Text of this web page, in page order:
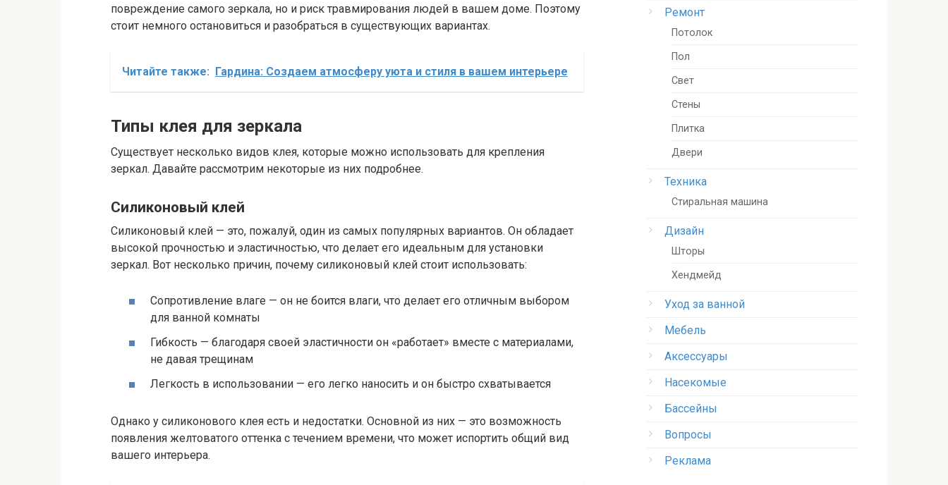
повреждение самого зеркала, но и риск травмирования людей в вашем доме. Поэтому
стоит немного остановиться и разобраться в существующих вариантах.
Читайте также: Гардина: Создаем атмосферу уюта и стиля в вашем интерьере
Типы клея для зеркала
Существует несколько видов клея, которые можно использовать для крепления
зеркал. Давайте рассмотрим некоторые из них подробнее.
Силиконовый клей
Силиконовый клей — это, пожалуй, один из самых популярных вариантов. Он обладает
высокой прочностью и эластичностью, что делает его идеальным для установки
зеркал. Вот несколько причин, почему силиконовый клей стоит использовать:
Сопротивление влаге — он не боится влаги, что делает его отличным выбором
для ванной комнаты
Гибкость — благодаря своей эластичности он «работает» вместе с материалами,
не давая трещинам
Легкость в использовании — его легко наносить и он быстро схватывается
Однако у силиконового клея есть и недостатки. Основной из них — это возможность
появления желтоватого оттенка с течением времени, что может испортить общий вид
вашего интерьера.
Ремонт
Потолок
Пол
Свет
Стены
Плитка
Двери
Техника
Стиральная машина
Дизайн
Шторы
Хендмейд
Уход за ванной
Мебель
Аксессуары
Насекомые
Бассейны
Вопросы
Реклама